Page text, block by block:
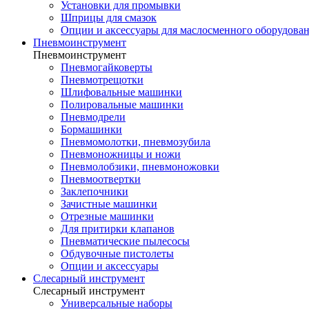
Установки для промывки
Шприцы для смазок
Опции и аксессуары для маслосменного
Пневмоинструмент
Пневмоинструмент
Пневмогайковерты
Пневмотрещотки
Шлифовальные машинки
Полировальные машинки
Пневмодрели
Бормашинки
Пневмомолотки, пневмозубила
Пневмоножницы и ножи
Пневмолобзики, пневмоножовки
Пневмоотвертки
Заклепочники
Зачистные машинки
Отрезные машинки
Для притирки клапанов
Пневматические пылесосы
Обдувочные пистолеты
Опции и аксессуары
Слесарный инструмент
Слесарный инструмент
Универсальные наборы